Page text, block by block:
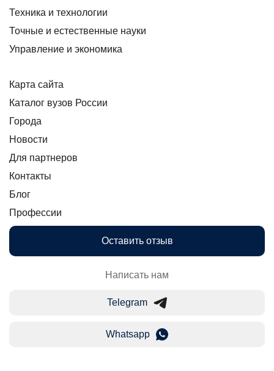
Техника и технологии
Точные и естественные науки
Управление и экономика
Карта сайта
Каталог вузов России
Города
Новости
Для партнеров
Контакты
Блог
Профессии
Оставить отзыв
Написать нам
Telegram
Whatsapp